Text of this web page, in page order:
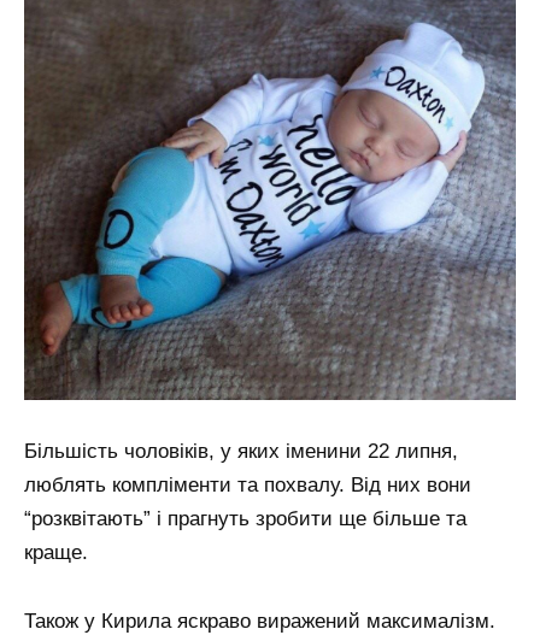
Більшість чоловіків, у яких іменини 22 липня,
люблять компліменти та похвалу. Від них вони
“розквітають” і прагнуть зробити ще більше та
краще.
Також у Кирила яскраво виражений максималізм.